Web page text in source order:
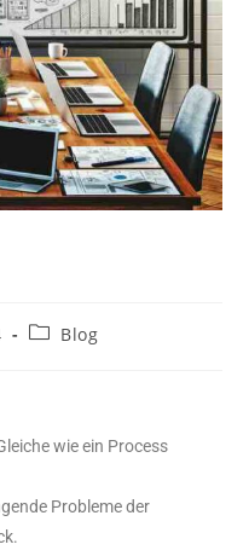
Blog
wie ein Process
Probleme der